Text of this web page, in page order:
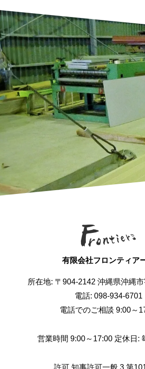
有限会社フロンティア
所在地: 〒904-2142 沖縄県沖縄
電話: 098-934-6701
電話でのご相談 9:00～
営業時間 9:00～17:00 定休日:
許可 知事許可一般 3 第